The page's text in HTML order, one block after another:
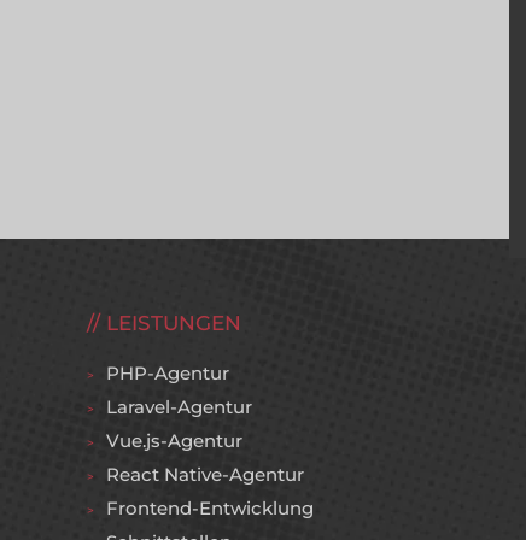
LEISTUNGEN
PHP-Agentur
Laravel-Agentur
Vue.js-Agentur
React Native-Agentur
Frontend-Entwicklung